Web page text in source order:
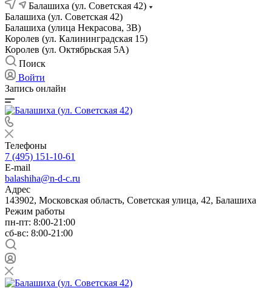
Балашиха (ул. Советская 42)
Балашиха (ул. Советская 42)
Балашиха (улица Некрасова, 3В)
Королев (ул. Калининградская 15)
Королев (ул. Октябрьская 5А)
Поиск
Войти
Запись онлайн
Телефоны
7 (495) 151-10-61
E-mail
balashiha@n-d-c.ru
Адрес
143902, Московская область, Советская улица, 42, Балашиха
Режим работы
пн-пт: 8:00-21:00
сб-вс: 8:00-21:00